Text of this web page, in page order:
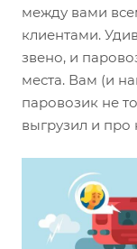
между вами
клиентами.
звено, и
места. Вам (и
паровозик не
выгрузил и про